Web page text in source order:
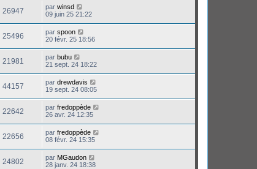
26947 par winsd
09 juin 25 21:22
25496 par spoon
20 févr. 25 18:56
21981 par bubu
21 sept. 24 18:22
44157 par drewdavis
19 sept. 24 08:05
22642 par fredoppède
26 avr. 24 12:35
22656 par fredoppède
08 févr. 24 15:35
24802 par MGaudon
28 janv. 24 18:38